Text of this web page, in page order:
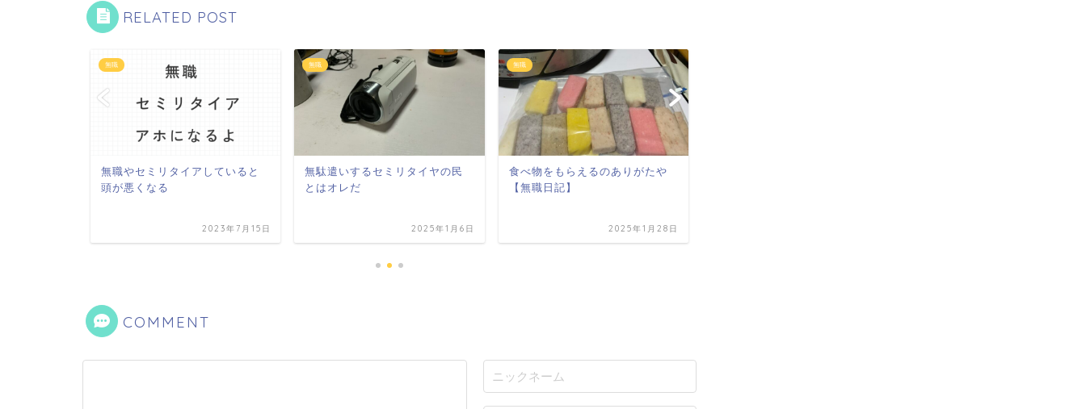
RELATED POST
無職
無職やセミリタイアしていると
頭が悪くなる
2023年7月15日
無職
無駄遣いするセミリタイヤの民
とはオレだ
2025年1月6日
無職
食べ物をもらえるのありがたや
【無職日記】
2025年1月28日
COMMENT